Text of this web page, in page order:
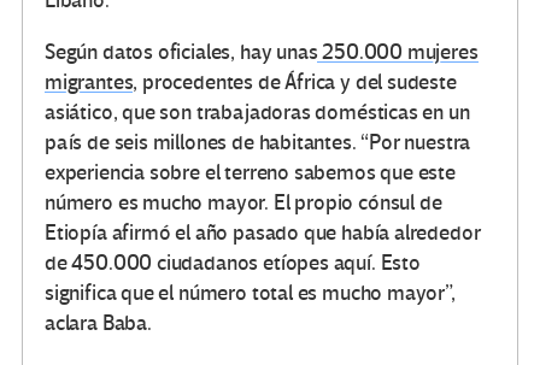
Según datos oficiales, hay unas 250.000 mujeres
migrantes, procedentes de África y del sudeste
asiático, que son trabajadoras domésticas en un
país de seis millones de habitantes. “Por nuestra
experiencia sobre el terreno sabemos que este
número es mucho mayor. El propio cónsul de
Etiopía afirmó el año pasado que había alrededor
de 450.000 ciudadanos etíopes aquí. Esto
significa que el número total es mucho mayor”,
aclara Baba.